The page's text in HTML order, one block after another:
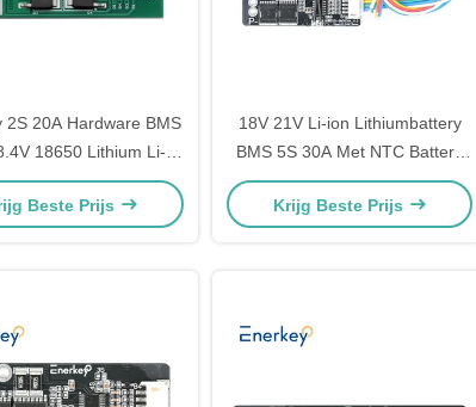
2S 20A Hardware BMS
18650 Lithium Li-
BMS Oplader
Beste Prijs
18V 21V Li-ion Lithiumbattery
BMS 5S 30A Met NTC Battery
Pack Balance Charger Cell
Protection Circuit Board
Krijg Beste Prijs